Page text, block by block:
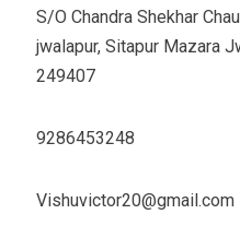
S/O Chandra Shekhar
jwalapur, Sitapur Mazara
249407
9286453248
Vishuvictor20@gmail.com